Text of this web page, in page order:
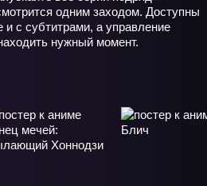
одним заходом. Доступны
и с субтитрами, а управление
нужный момент.